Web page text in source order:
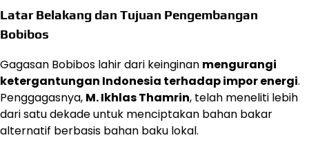
Latar Belakang dan Tujuan Pengembangan
Bobibos
Gagasan Bobibos lahir dari keinginan mengurangi
ketergantungan Indonesia terhadap impor energi.
Penggagasnya, M. Ikhlas Thamrin, telah meneliti lebih
dari satu dekade untuk menciptakan bahan bakar
alternatif berbasis bahan baku lokal.